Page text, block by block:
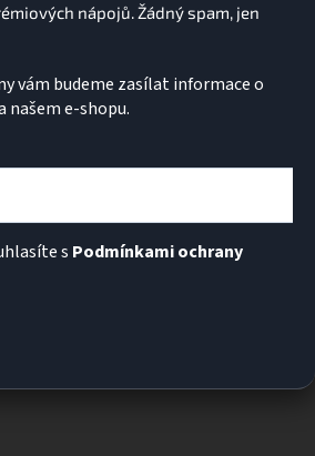
vám budeme zasílat informace o
našem e-shopu.
s Podmínkami ochrany